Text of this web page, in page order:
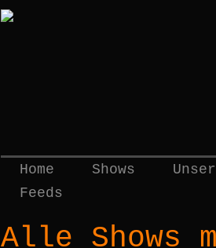
Home Shows
Feeds
Alle Shows